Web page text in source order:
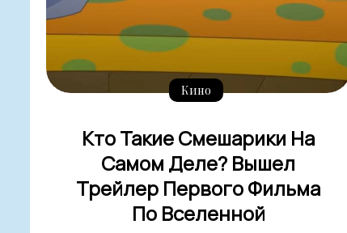
Кино
Кто Такие Смешарики На
Самом Деле? Вышел
Трейлер Первого Фильма
По Вселенной